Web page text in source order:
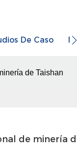
De Caso
de Taishan
de minería